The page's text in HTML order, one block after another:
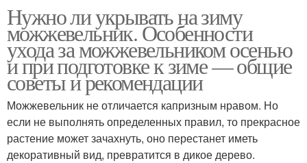
Нужно ли укрывать на зиму
можжевельник. Особенности
ухода за можжевельником осенью
и при подготовке к зиме — общие
советы и рекомендации
Можжевельник не отличается капризным нравом. Но
если не выполнять определенных правил, то прекрасное
растение может зачахнуть, оно перестанет иметь
декоративный вид, превратится в дикое дерево.